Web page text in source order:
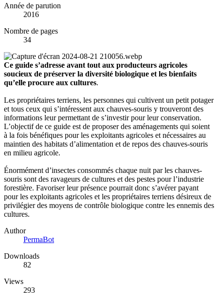
Année de parution
2016
Nombre de pages
34
Ce guide s’adresse avant tout aux producteurs agricoles
soucieux de préserver la diversité biologique et les bienfaits
qu’elle procure aux cultures.
Les propriétaires terriens, les personnes qui cultivent un petit potager
et tous ceux qui s’intéressent aux chauves-souris y trouveront des
informations leur permettant de s’investir pour leur conservation.
L’objectif de ce guide est de proposer des aménagements qui soient
à la fois bénéfiques pour les exploitants agricoles et nécessaires au
maintien des habitats d’alimentation et de repos des chauves-souris
en milieu agricole.
Énormément d’insectes consommés chaque nuit par les chauves-
souris sont des ravageurs de cultures et des pestes pour l’industrie
forestière. Favoriser leur présence pourrait donc s’avérer payant
pour les exploitants agricoles et les propriétaires terriens désireux de
privilégier des moyens de contrôle biologique contre les ennemis des
cultures.
Author
PermaBot
Downloads
82
Views
293